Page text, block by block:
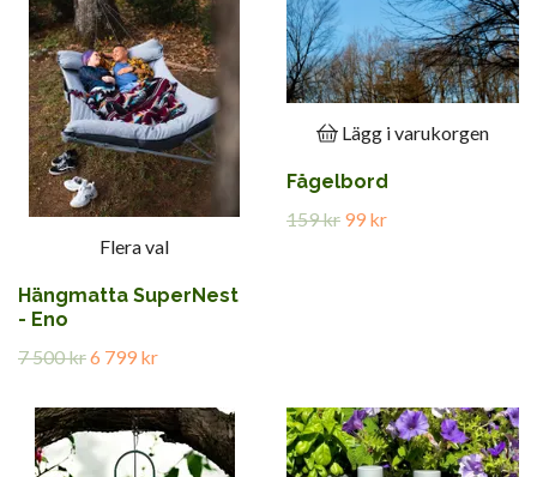
Flera val
Hängmatta SuperNest
- Eno
7 500 kr6 799 kr
Lägg i varukorgen
Fågelbord
159 kr 99 kr